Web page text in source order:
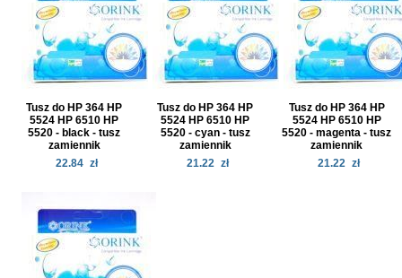
Tusz do HP 364 HP
5524 HP 6510 HP
5520 - black - tusz
zamiennik
22.84 zł
Tusz do HP 364 HP
5524 HP 6510 HP
5520 - cyan - tusz
zamiennik
21.22 zł
Tusz do HP 364 HP
5524 HP 6510 HP
5520 - magenta - tusz
zamiennik
21.22 zł